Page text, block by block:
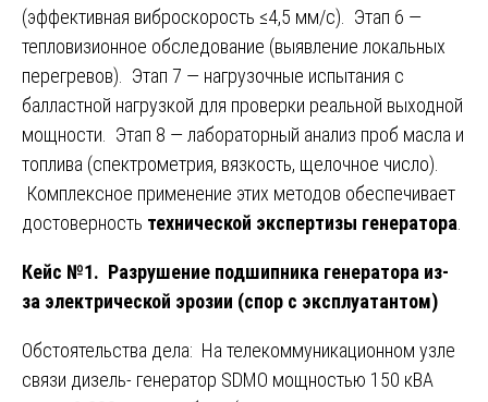
(эффективная виброскорость ≤4,5 мм/с). Этап 6 —
тепловизионное обследование (выявление локальных
перегревов). Этап 7 — нагрузочные испытания с
балластной нагрузкой для проверки реальной выходной
мощности. Этап 8 — лабораторный анализ проб масла и
топлива (спектрометрия, вязкость, щелочное число).
Комплексное применение этих методов обеспечивает
достоверность технической экспертизы генератора
Кейс №1. Разрушение подшипника генератора из-
за электрической эрозии (спор с эксплуатантом)
Обстоятельства дела: На телекоммуникационном узле
связи дизель- генератор SDMO мощностью 150 кВА